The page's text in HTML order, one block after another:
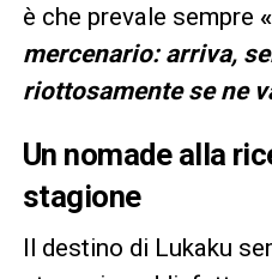
è che prevale sempre «
mercenario: arriva,
riottosamente se ne
Un nomade alla
stagione
Il destino di Lukaku